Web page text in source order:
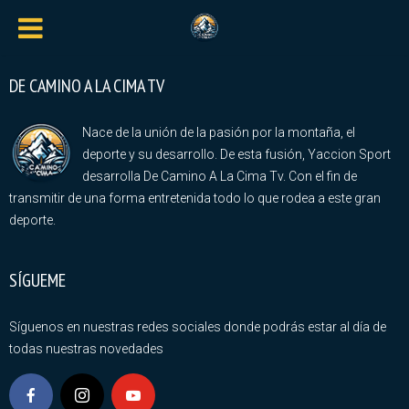
DE CAMINO A LA CIMA TV
Nace de la unión de la pasión por la montaña, el
deporte y su desarrollo. De esta fusión, Yaccion Sport
desarrolla De Camino A La Cima Tv. Con el fin de
transmitir de una forma entretenida todo lo que rodea a este gran
deporte.
SÍGUEME
Síguenos en nuestras redes sociales donde podrás estar al día de
todas nuestras novedades